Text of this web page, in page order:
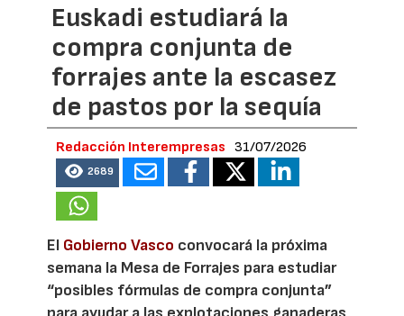
Euskadi estudiará la
compra conjunta de
forrajes ante la escasez
de pastos por la sequía
Redacción Interempresas 31/07/2026
2689
El Gobierno Vasco convocará la próxima
semana la Mesa de Forrajes para estudiar
“posibles fórmulas de compra conjunta”